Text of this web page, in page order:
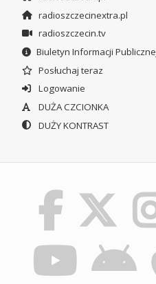
radioszczecinextra.pl
radioszczecin.tv
Biuletyn Informacji
Posłuchaj teraz
Logowanie
DUŻA CZCIONKA
DUŻY KONTRAST